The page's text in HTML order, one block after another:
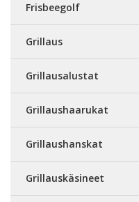
Frisbeegolf
Grillaus
Grillausalustat
Grillaushaarukat
Grillaushanskat
Grillauskäsineet